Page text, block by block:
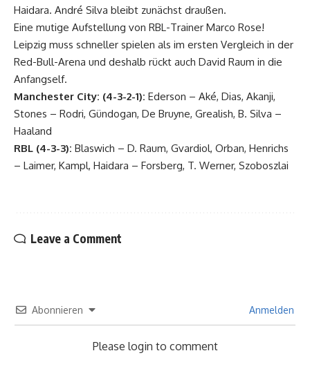
Haidara. André Silva bleibt zunächst draußen.
Eine mutige Aufstellung von RBL-Trainer Marco Rose!
Leipzig muss schneller spielen als im ersten Vergleich in der
Red-Bull-Arena und deshalb rückt auch David Raum in die
Anfangself.
Manchester City: (4-3-2-1): Ederson – Aké, Dias, Akanji,
Stones – Rodri, Gündogan, De Bruyne, Grealish, B. Silva –
Haaland
RBL (4-3-3): Blaswich – D. Raum, Gvardiol, Orban, Henrichs
– Laimer, Kampl, Haidara – Forsberg, T. Werner, Szoboszlai
Leave a Comment
Abonnieren Anmelden
Please login to comment